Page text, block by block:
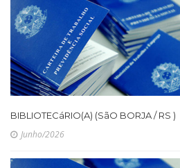
BIBLIOTECáRIO(A) (SãO BORJA / RS )
Junho/2026